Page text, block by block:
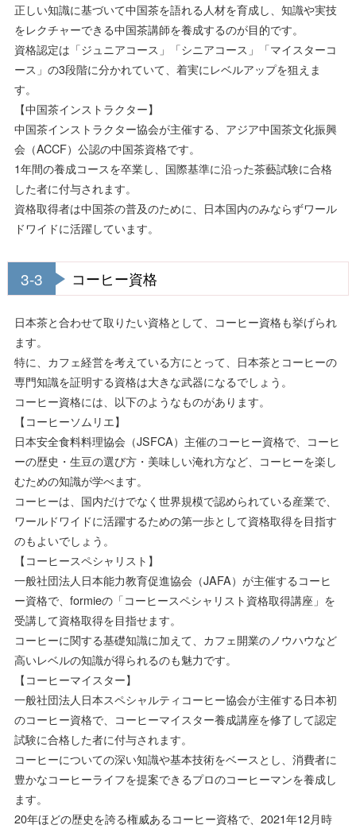
正しい知識に基づいて中国茶を語れる人材を育成し、知識や実技
をレクチャーできる中国茶講師を養成するのが目的です。
資格認定は「ジュニアコース」「シニアコース」「マイスターコ
ース」の3段階に分かれていて、着実にレベルアップを狙えま
す。
【中国茶インストラクター】
中国茶インストラクター協会が主催する、アジア中国茶文化振興
会（ACCF）公認の中国茶資格です。
1年間の養成コースを卒業し、国際基準に沿った茶藝試験に合格
した者に付与されます。
資格取得者は中国茶の普及のために、日本国内のみならずワール
ドワイドに活躍しています。
3-3 コーヒー資格
日本茶と合わせて取りたい資格として、コーヒー資格も挙げられ
ます。
特に、カフェ経営を考えている方にとって、日本茶とコーヒーの
専門知識を証明する資格は大きな武器になるでしょう。
コーヒー資格には、以下のようなものがあります。
【コーヒーソムリエ】
日本安全食料料理協会（JSFCA）主催のコーヒー資格で、コーヒ
ーの歴史・生豆の選び方・美味しい淹れ方など、コーヒーを楽し
むための知識が学べます。
コーヒーは、国内だけでなく世界規模で認められている産業で、
ワールドワイドに活躍するための第一歩として資格取得を目指す
のもよいでしょう。
【コーヒースペシャリスト】
一般社団法人日本能力教育促進協会（JAFA）が主催するコーヒ
ー資格で、formieの「コーヒースペシャリスト資格取得講座」を
受講して資格取得を目指せます。
コーヒーに関する基礎知識に加えて、カフェ開業のノウハウなど
高いレベルの知識が得られるのも魅力です。
【コーヒーマイスター】
一般社団法人日本スペシャルティコーヒー協会が主催する日本初
のコーヒー資格で、コーヒーマイスター養成講座を修了して認定
試験に合格した者に付与されます。
コーヒーについての深い知識や基本技術をベースとし、消費者に
豊かなコーヒーライフを提案できるプロのコーヒーマンを養成し
ます。
20年ほどの歴史を誇る権威あるコーヒー資格で、2021年12月時